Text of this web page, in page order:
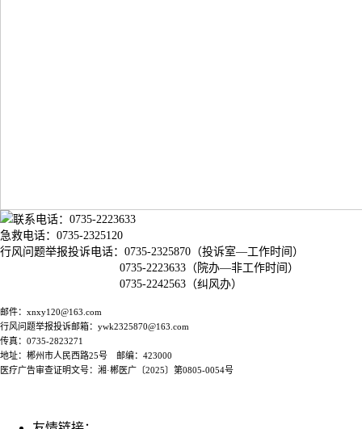
联系电话：0735-2223633
急救电话：0735-2325120
行风问题举报投诉电话：0735-2325870（投诉室—工作时间）
0735-2223633（院办—非工作时间）
0735-2242563（纠风办）
邮件：xnxy120@163.com
行风问题举报投诉邮箱：ywk2325870@163.com
传真：0735-2823271
地址：郴州市人民西路25号 邮编：423000
医疗广告审查证明文号：湘·郴医广〔2025〕第0805-0054号